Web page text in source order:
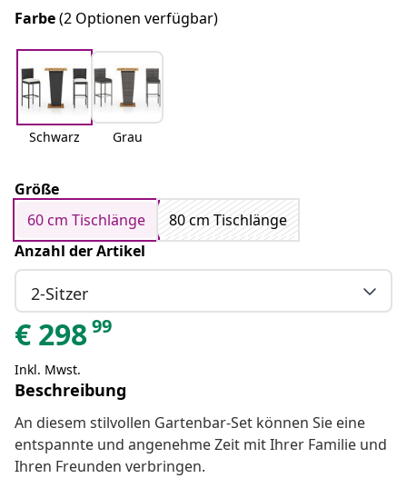
Farbe(2 Optionen verfügbar)
Schwarz Grau
Größe
60 cm Tischlänge
80 cm Tischlänge
Anzahl der Artikel
2-Sitzer
€ 29899
Inkl. Mwst.
Beschreibung
An diesem stilvollen Gartenbar-Set können Sie eine
entspannte und angenehme Zeit mit Ihrer Familie und
Ihren Freunden verbringen.